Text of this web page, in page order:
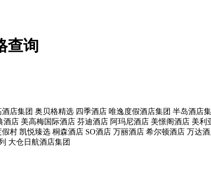
查询
酒店集团 奥贝格精选 四季酒店 唯逸度假酒店集团 半岛酒店
酒店 美高梅国际酒店 芬迪酒店 阿玛尼酒店 美憬阁酒店 美利
假村 凯悦臻选 桐森酒店 SO酒店 万丽酒店 希尔顿酒店 万达
大仓日航酒店集团